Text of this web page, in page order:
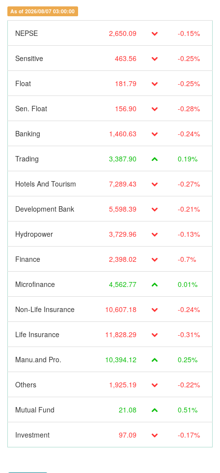
As of 2026/08/07 03:00:00
NEPSE 2,650.09 -0.15%
Sensitive 463.56 -0.25%
Float 181.79 -0.25%
Sen. Float 156.90 -0.28%
Banking 1,460.63 -0.24%
Trading 3,387.90 0.19%
Hotels And Tourism 7,289.43 -0.27%
Development Bank 5,598.39 -0.21%
Hydropower 3,729.96 -0.13%
Finance 2,398.02 -0.7%
Microfinance 4,562.77 0.01%
Non-Life Insurance 10,607.18 -0.24%
Life Insurance 11,828.29 -0.31%
Manu.and Pro. 10,394.12 0.25%
Others 1,925.19 -0.22%
Mutual Fund 21.08 0.51%
Investment 97.09 -0.17%